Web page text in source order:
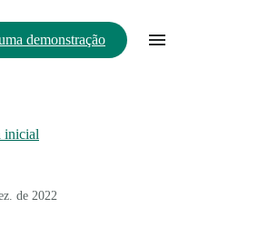
demonstração
inicial
de 2022